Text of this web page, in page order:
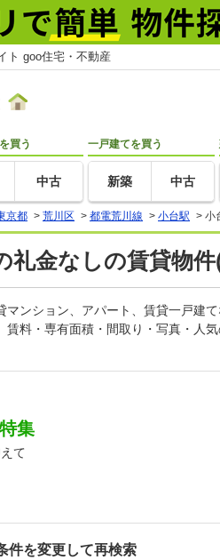
ト goo住宅・不動産
買う
中古
一戸建てを買う
新築 中古
京都 > 荒川区 > 都電荒川線 > 小台駅 > 小
礼金なしの賃貸物
マンション、アパート、賃貸一戸建
賃料・専有面積・間取り・写真・人
集
て
件を変更して再検索